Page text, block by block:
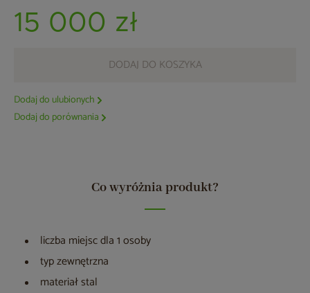
15 000 zł
DODAJ DO KOSZYKA
Dodaj do ulubionych
Dodaj do porównania
Co wyróżnia produkt?
liczba miejsc dla 1 osoby
typ zewnętrzna
materiał stal